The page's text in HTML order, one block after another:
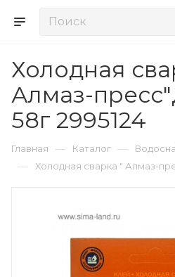
Холодная
Алмаз-
58г 2995124
Главная — Каталог —
— Холодная сварка " Алмаз-